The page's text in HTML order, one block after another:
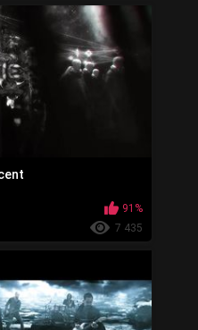
91%
7 435